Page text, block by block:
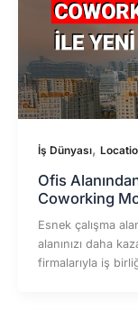
İş Dünyası,
Ofis
Coworking
Esnek çalışma
alanınızı daha
firmalarıyla iş